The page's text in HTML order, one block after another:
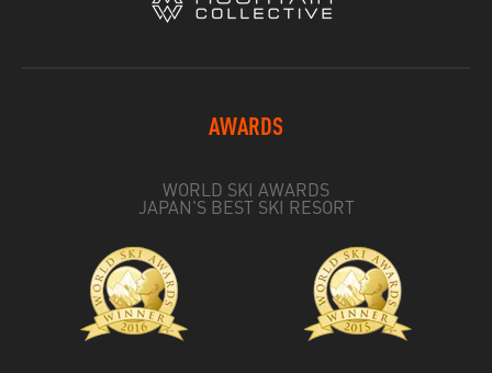
AWARDS
WORLD SKI AWARDS
JAPAN'S BEST SKI RESORT